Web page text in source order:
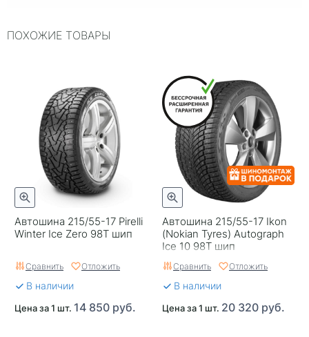
Типоразмер
Тип шины
Легковые
RunFlat
Нет
Комплектация
Шина
Шипованная
Страна изготовителя
Россия
ПОХОЖИЕ ТОВАРЫ
Автошина 215/55-17 Pirelli
Winter Ice Zero 98T шип
Сравнить Отложить
В наличии
Цена за 1 шт. 14 850 руб.
Автошина 215/55-17 Ikon
(Nokian Tyres) Autograph
Ice 10 98T шип
Сравнить Отложить
В наличии
Цена за 1 шт. 20 320 руб.